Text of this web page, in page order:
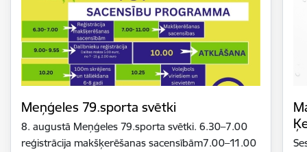
Meņģeles 79.sporta svētki
8. augustā Meņģeles 79.sporta svētki. 6.30–7.00
reģistrācija makšķerēšanas sacensībām7.00–11.00